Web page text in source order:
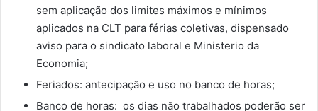
sem aplicação dos limites máximos e mínimos
aplicados na CLT para férias coletivas, dispensado
aviso para o sindicato laboral e Ministerio da
Economia;
Feriados: antecipação e uso no banco de horas;
Banco de horas: os dias não trabalhados poderão ser